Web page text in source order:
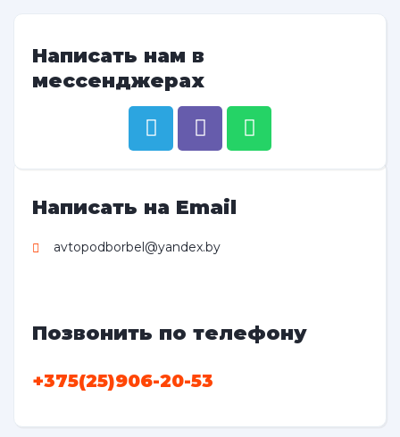
Написать нам в
мессенджерах
Написать на Email
avtopodborbel@yandex.by
Позвонить по телефону
+375(25)906-20-53